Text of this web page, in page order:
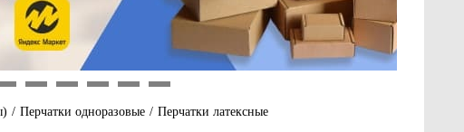
/ Перчатки одноразовые / Перчатки латексные